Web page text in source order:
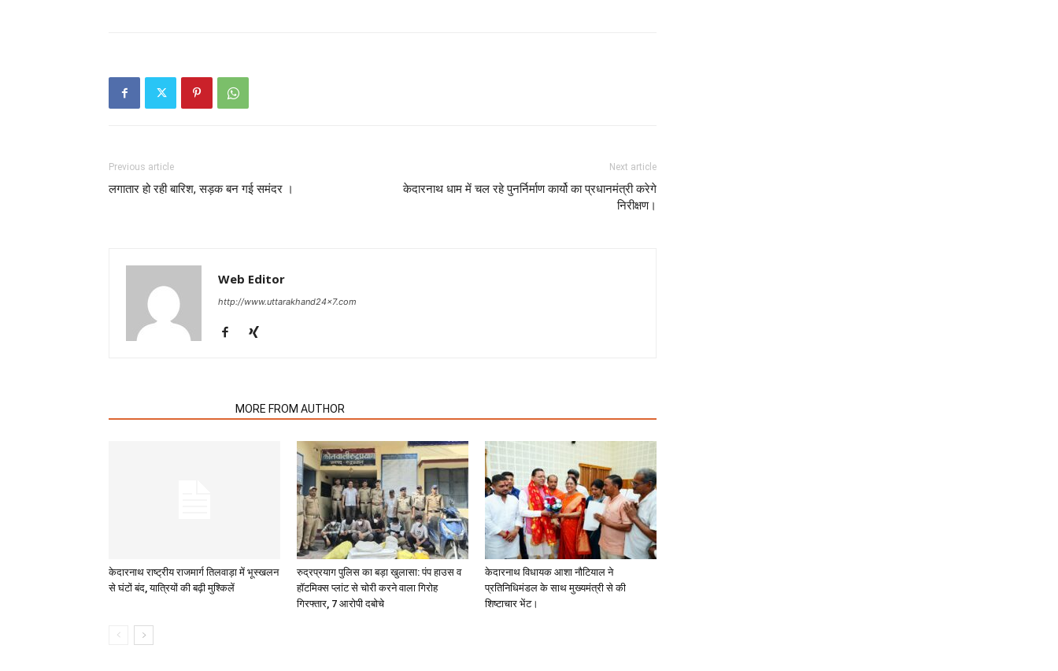
Previous article
लगातार हो रही बारिश, सड़क बन गई समंदर ।
Next article
केदारनाथ धाम में चल रहे पुनर्निर्माण कार्यो का प्रधानमंत्री करेगे
निरीक्षण।
Web Editor
http://www.uttarakhand24x7.com
MORE FROM AUTHOR
केदारनाथ राष्ट्रीय राजमार्ग तिलवाड़ा में भूस्खलन
से घंटों बंद, यात्रियों की बढ़ी मुश्किलें
रुद्रप्रयाग पुलिस का बड़ा खुलासा: पंप हाउस व
हॉटमिक्स प्लांट से चोरी करने वाला गिरोह
गिरफ्तार, 7 आरोपी दबोचे
केदारनाथ विधायक आशा नौटियाल ने
प्रतिनिधिमंडल के साथ मुख्यमंत्री से की
शिष्टाचार भेंट।